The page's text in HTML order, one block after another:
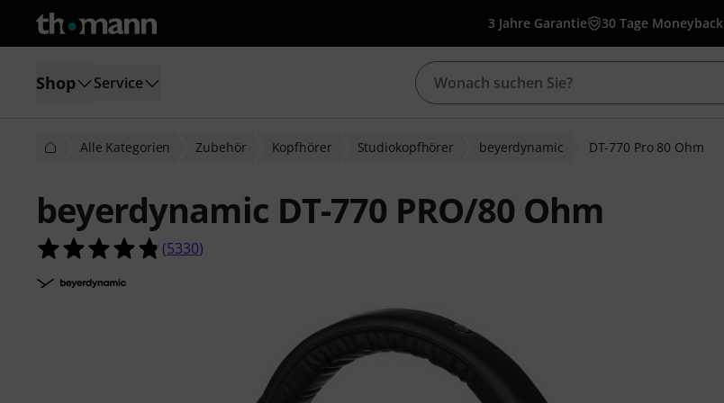
3 Jahre Garantie 30 Tage Moneyback
Shop Service
Alle Kategorien Zubehör Kopfhörer Studiokopfhörer beyerdynamic DT-770 Pro 80 Ohm
beyerdynamic DT-770 PRO/80 Ohm
4.8 von 5 Sternen aus 5330 Kundenbewertungen
(5330)